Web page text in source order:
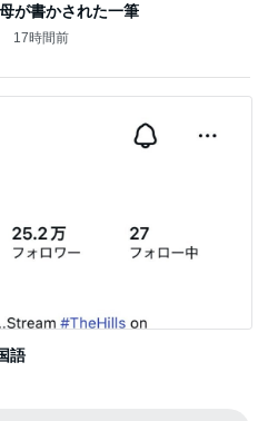
が書かされた一筆
17時間前
語